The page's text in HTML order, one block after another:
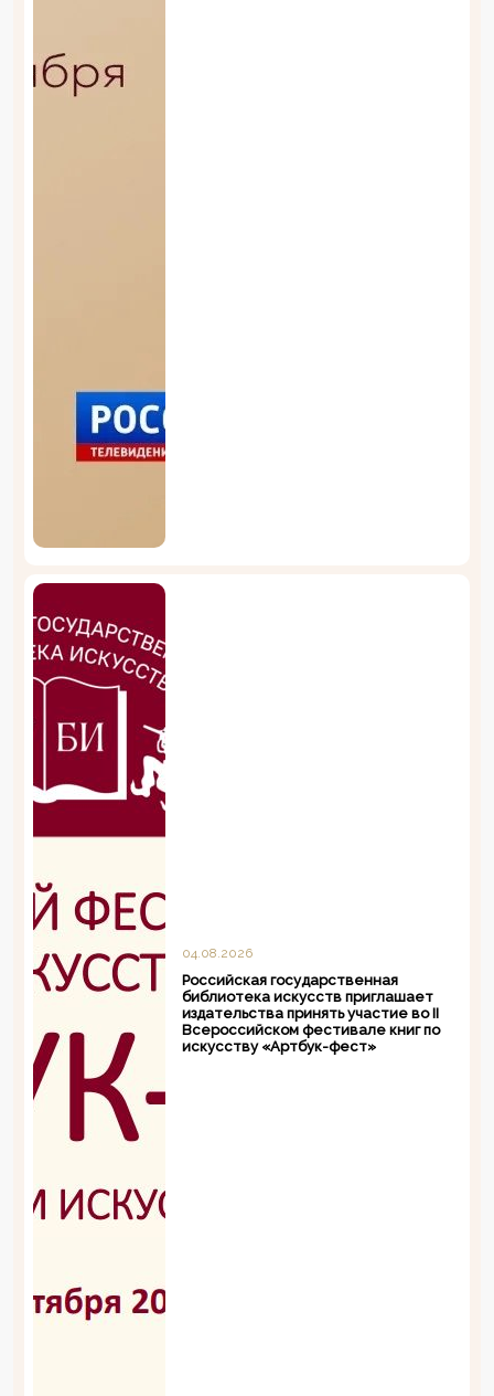
04.08.2026
Российская государственная
библиотека искусств приглашает
издательства принять участие во II
Всероссийском фестивале книг по
искусству «Артбук-фест»